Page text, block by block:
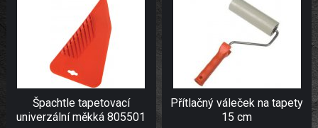
Špachtle tapetovací
univerzální měkká 805501
Přítlačný váleček na tapety
15 cm